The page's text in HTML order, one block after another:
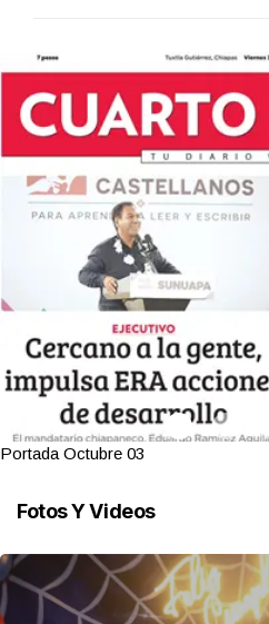
Portada Octubre 03
Fotos Y Videos